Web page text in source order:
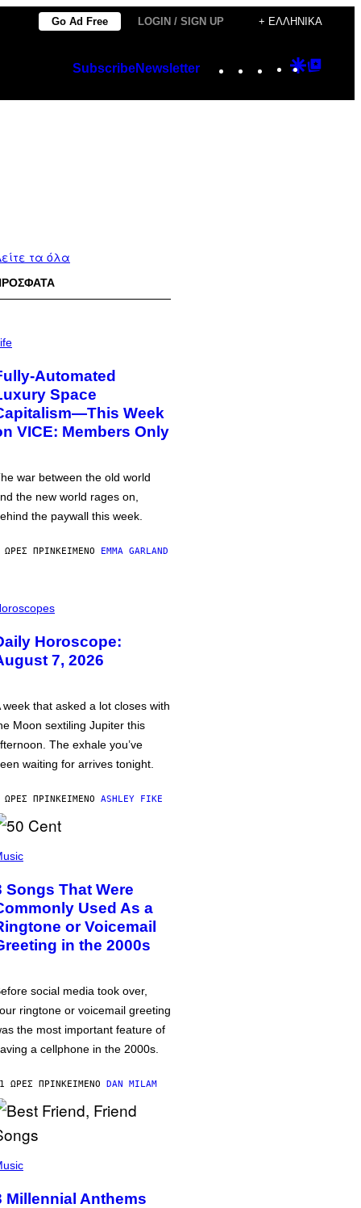
Go Ad Free LOGIN / SIGN UP + ΕΛΛΗΝΙΚΆ
SubscribeNewsletter Instagram
TikTok
YouTube
Google
τα όλα
Automated
Space
Week
VICE: Members Only
war between the old world
the new world rages on,
the paywall this week.
ΏΡΕΣ ΠΡΙΝΚΕΊΜΕΝΟ EMMA GARLAND
Horoscope:
7, 2026
week that asked a lot closes with
Moon sextiling Jupiter this
The exhale you’ve
waiting for arrives tonight.
ΏΡΕΣ ΠΡΙΝΚΕΊΜΕΝΟ ASHLEY FIKE
Songs That Were
Used As a
or Voicemail
in the 2000s
social media took over,
ringtone or voicemail greeting
the most important feature of
a cellphone in the 2000s.
ΏΡΕΣ ΠΡΙΝΚΕΊΜΕΝΟ DAN MILAM
Millennial Anthems